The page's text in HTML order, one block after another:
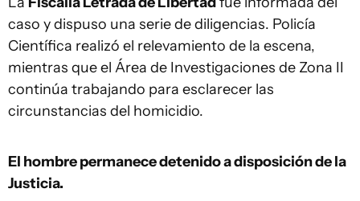
caso y dispuso una serie de diligencias. Policía
Científica realizó el relevamiento de la escena,
mientras que el Área de Investigaciones de Zona II
continúa trabajando para esclarecer las
circunstancias del homicidio.
El hombre permanece detenido a disposición de la
Justicia.